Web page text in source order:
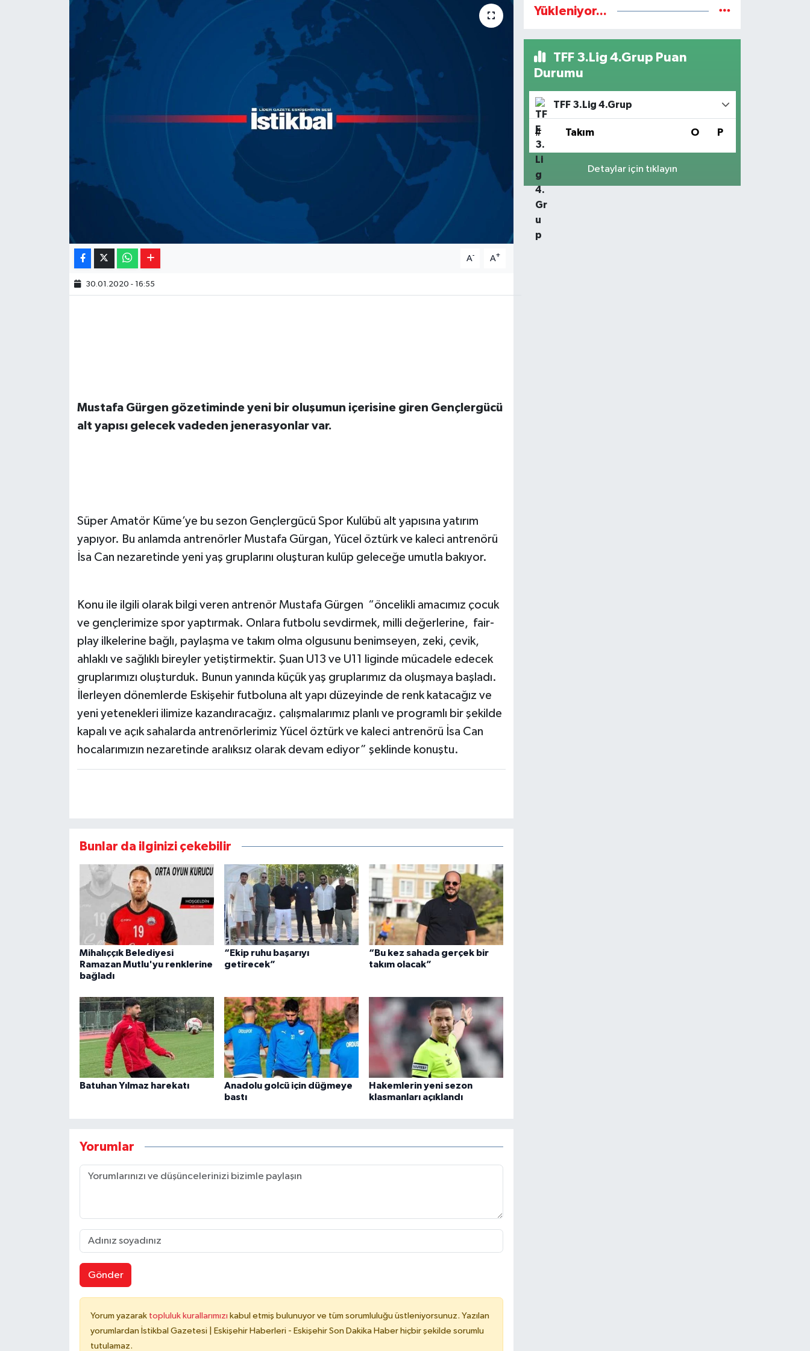
A- A+
30.01.2020 - 16:55
Mustafa Gürgen gözetiminde yeni bir oluşumun içerisine giren Gençlergücü
alt yapısı gelecek vadeden jenerasyonlar var.
Süper Amatör Küme’ye bu sezon Gençlergücü Spor Kulübü alt yapısına yatırım
yapıyor. Bu anlamda antrenörler Mustafa Gürgan, Yücel öztürk ve kaleci antrenörü
İsa Can nezaretinde yeni yaş gruplarını oluşturan kulüp geleceğe umutla bakıyor.
Konu ile ilgili olarak bilgi veren antrenör Mustafa Gürgen “öncelikli amacımız çocuk
ve gençlerimize spor yaptırmak. Onlara futbolu sevdirmek, milli değerlerine, fair-
play ilkelerine bağlı, paylaşma ve takım olma olgusunu benimseyen, zeki, çevik,
ahlaklı ve sağlıklı bireyler yetiştirmektir. Şuan U13 ve U11 liginde mücadele edecek
gruplarımızı oluşturduk. Bunun yanında küçük yaş gruplarımız da oluşmaya başladı.
İlerleyen dönemlerde Eskişehir futboluna alt yapı düzeyinde de renk katacağız ve
yeni yetenekleri ilimize kazandıracağız. çalışmalarımız planlı ve programlı bir şekilde
kapalı ve açık sahalarda antrenörlerimiz Yücel öztürk ve kaleci antrenörü İsa Can
hocalarımızın nezaretinde aralıksız olarak devam ediyor” şeklinde konuştu.
Bunlar da ilginizi çekebilir
Mihalıççık Belediyesi
Ramazan Mutlu'yu renklerine
bağladı
“Ekip ruhu başarıyı
getirecek”
“Bu kez sahada gerçek bir
takım olacak”
Batuhan Yılmaz harekatı
Anadolu golcü için düğmeye
bastı
Hakemlerin yeni sezon
klasmanları açıklandı
Yorumlar
Gönder
Yorum yazarak topluluk kurallarımızı kabul etmiş bulunuyor ve tüm sorumluluğu üstleniyorsunuz. Yazılan
yorumlardan İstikbal Gazetesi | Eskişehir Haberleri - Eskişehir Son Dakika Haber hiçbir şekilde sorumlu
tutulamaz.
Yükleniyor...
TFF 3.Lig 4.Grup Puan
Durumu
TFF 3.Lig 4.Grup
# Takım O P
Detaylar için tıklayın